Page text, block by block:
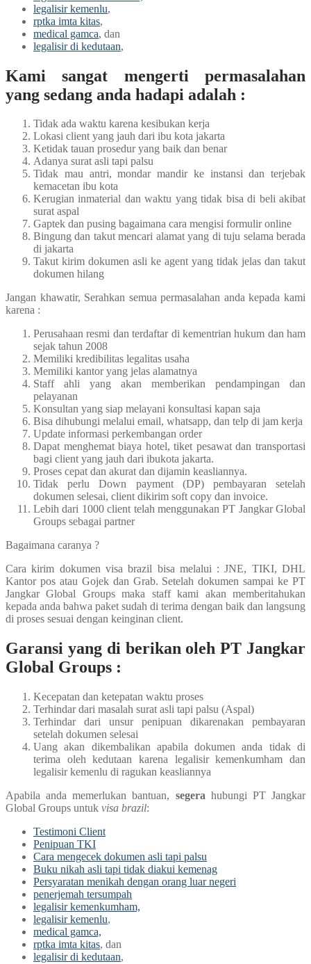
legalisir kemenlu,
rptka imta kitas,
medical gamca, dan
legalisir di kedutaan,
Kami sangat mengerti permasalahan
yang sedang anda hadapi adalah :
Tidak ada waktu karena kesibukan kerja
Lokasi client yang jauh dari ibu kota jakarta
Ketidak tauan prosedur yang baik dan benar
Adanya surat asli tapi palsu
Tidak mau antri, mondar mandir ke instansi dan terjebak
kemacetan ibu kota
Kerugian inmaterial dan waktu yang tidak bisa di beli akibat
surat aspal
Gaptek dan pusing bagaimana cara mengisi formulir online
Bingung dan takut mencari alamat yang di tuju selama berada
di jakarta
Takut kirim dokumen asli ke agent yang tidak jelas dan takut
dokumen hilang
Jangan khawatir, Serahkan semua permasalahan anda kepada kami
karena :
Perusahaan resmi dan terdaftar di kementrian hukum dan ham
sejak tahun 2008
Memiliki kredibilitas legalitas usaha
Memiliki kantor yang jelas alamatnya
Staff ahli yang akan memberikan pendampingan dan
pelayanan
Konsultan yang siap melayani konsultasi kapan saja
Bisa dihubungi melalui email, whatsapp, dan telp di jam kerja
Update informasi perkembangan order
Dapat menghemat biaya hotel, tiket pesawat dan transportasi
bagi client yang jauh dari ibukota jakarta.
Proses cepat dan akurat dan dijamin keasliannya.
Tidak perlu Down payment (DP) pembayaran setelah
dokumen selesai, client dikirim soft copy dan invoice.
Lebih dari 1000 client telah menggunakan PT Jangkar Global
Groups sebagai partner
Bagaimana caranya ?
Cara kirim dokumen visa brazil bisa melalui : JNE, TIKI, DHL
Kantor pos atau Gojek dan Grab. Setelah dokumen sampai ke PT
Jangkar Global Groups maka staff kami akan memberitahukan
kepada anda bahwa paket sudah di terima dengan baik dan langsung
di proses sesuai dengan keinginan client.
Garansi yang di berikan oleh PT Jangkar
Global Groups :
Kecepatan dan ketepatan waktu proses
Terhindar dari masalah surat asli tapi palsu (Aspal)
Terhindar dari unsur penipuan dikarenakan pembayaran
setelah dokumen selesai
Uang akan dikembalikan apabila dokumen anda tidak di
terima oleh kedutaan karena legalisir kemenkumham dan
legalisir kemenlu di ragukan keasliannya
Apabila anda memerlukan bantuan, segera hubungi PT Jangkar
Global Groups untuk visa brazil:
Testimoni Client
Penipuan TKI
Cara mengecek dokumen asli tapi palsu
Buku nikah asli tapi tidak diakui kemenag
Persyaratan menikah dengan orang luar negeri
penerjemah tersumpah
legalisir kemenkumham,
legalisir kemenlu,
medical gamca,
rptka imta kitas, dan
legalisir di kedutaan,